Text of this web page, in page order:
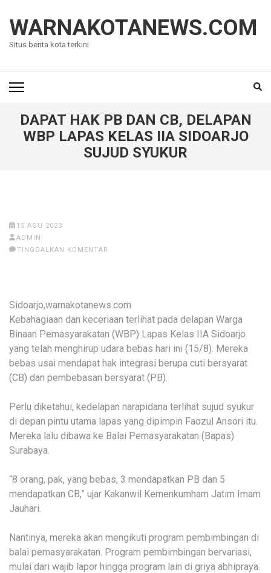
konten
(Tekan
WARNAKOTANEWS.COM
Situs berita kota terkini
DAPAT HAK PB DAN CB, DELAPAN
WBP LAPAS KELAS IIA SIDOARJO
SUJUD SYUKUR
15 AGU 2023
ADMIN
TINGGALKAN KOMENTAR
Sidoarjo,warnakotanews.com
Kebahagiaan dan keceriaan terlihat pada delapan Warga
Binaan Pemasyarakatan (WBP) Lapas Kelas IIA Sidoarjo
yang telah menghirup udara bebas hari ini (15/8). Mereka
bebas usai mendapat hak integrasi berupa cuti bersyarat
(CB) dan pembebasan bersyarat (PB).
Perlu diketahui, kedelapan narapidana terlihat sujud syukur
di depan pintu utama lapas yang dipimpin Faozul Ansori itu.
Mereka lalu dibawa ke Balai Pemasyarakatan (Bapas)
Surabaya.
“8 orang, pak, yang bebas, 3 mendapatkan PB dan 5
mendapatkan CB,” ujar Kakanwil Kemenkumham Jatim Imam
Jauhari.
Nantinya, mereka akan mengikuti program pembimbingan di
balai pemasyarakatan. Program pembimbingan bervariasi,
mulai dari wajib lapor hingga program lain di griya abhipraya.